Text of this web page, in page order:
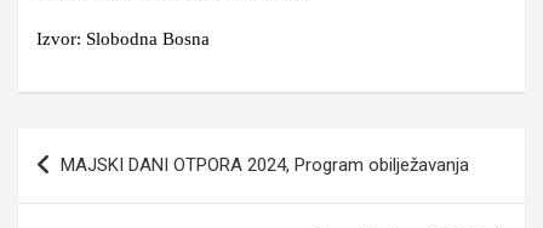
Izvor: Slobodna Bosna
MAJSKI DANI OTPORA 2024, Program obilježavanja